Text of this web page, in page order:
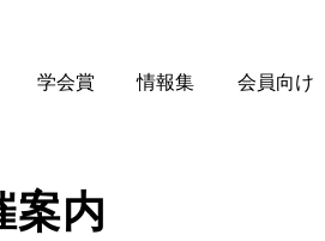
学会賞 情報集 会員向け
案内